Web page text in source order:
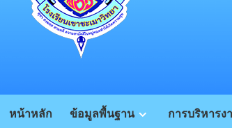
หน้าหลัก ข้อมูลพื้นฐาน การบริหารง